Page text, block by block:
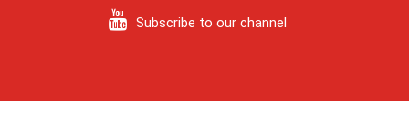
Subscribe to our channel